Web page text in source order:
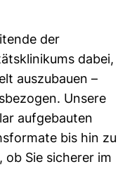
der
dabei,
auszubauen –
Unsere
aufgebauten
bis hin zu
ob Sie sicherer im